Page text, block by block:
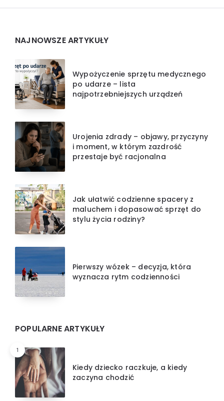
NAJNOWSZE ARTYKUŁY
Wypożyczenie sprzętu medycznego
po udarze – lista
najpotrzebniejszych urządzeń
Urojenia zdrady – objawy, przyczyny
i moment, w którym zazdrość
przestaje być racjonalna
Jak ułatwić codzienne spacery z
maluchem i dopasować sprzęt do
stylu życia rodziny?
Pierwszy wózek – decyzja, która
wyznacza rytm codzienności
POPULARNE ARTYKUŁY
1
Kiedy dziecko raczkuje, a kiedy
zaczyna chodzić